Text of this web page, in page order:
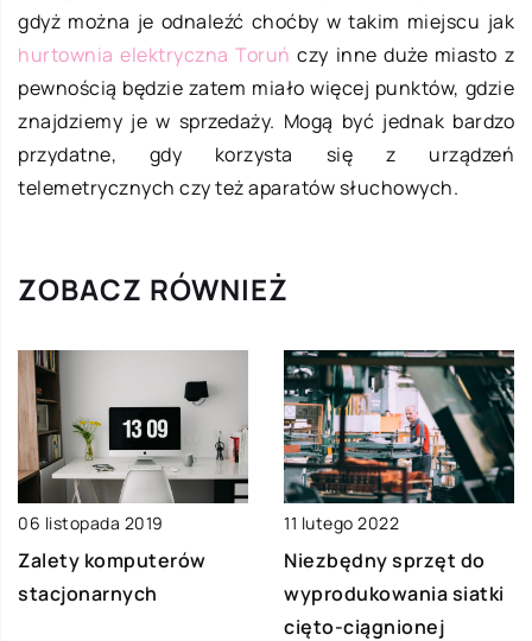
gdyż można je odnaleźć choćby w takim miejscu jak
hurtownia elektryczna Toruń czy inne duże miasto z
pewnością będzie zatem miało więcej punktów, gdzie
znajdziemy je w sprzedaży. Mogą być jednak bardzo
przydatne, gdy korzysta się z urządzeń
telemetrycznych czy też aparatów słuchowych.
ZOBACZ RÓWNIEŻ
06 listopada 2019
Zalety komputerów
stacjonarnych
11 lutego 2022
Niezbędny sprzęt do
wyprodukowania siatki
cięto-ciągnionej